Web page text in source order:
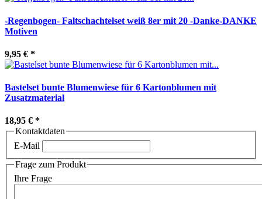
-Regenbogen- Faltschachtelset weiß 8er mit 20 -Danke-DANKE
Motiven
9,95 € *
Bastelset bunte Blumenwiese für 6 Kartonblumen mit
Zusatzmaterial
18,95 € *
Kontaktdaten
E-Mail
Frage zum Produkt
Ihre Frage